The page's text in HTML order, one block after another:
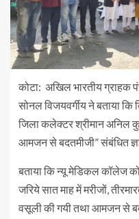
कोटा: अखिल भारतीय ग्राहक
सोनल विजयवर्गीय ने बताया
जिला कलेक्टर श्रीमान अनिल
आमजन से बदतमीजी” संबंधित
बताया कि न्यू मेडिकल कॉलेज
जरिये सात माह में मरीजों,
वसूली की गयी तथा आमजन से